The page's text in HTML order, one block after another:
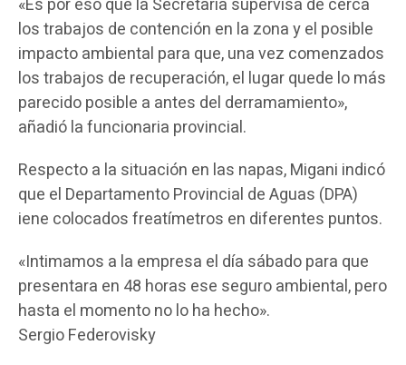
«Es por eso que la Secretaría supervisa de cerca
los trabajos de contención en la zona y el posible
impacto ambiental para que, una vez comenzados
los trabajos de recuperación, el lugar quede lo más
parecido posible a antes del derramamiento»,
añadió la funcionaria provincial.
Respecto a la situación en las napas, Migani indicó
que el Departamento Provincial de Aguas (DPA)
iene colocados freatímetros en diferentes puntos.
«Intimamos a la empresa el día sábado para que
presentara en 48 horas ese seguro ambiental, pero
hasta el momento no lo ha hecho».
Sergio Federovisky